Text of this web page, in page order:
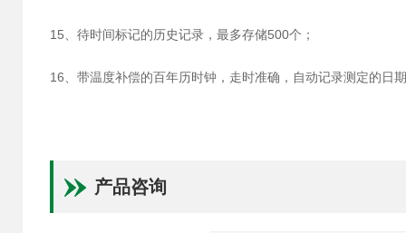
15、待时间标记的历史记录，最多存储500个；
16、带温度补偿的百年历时钟，走时准确，自动记录测定的日
产品咨询